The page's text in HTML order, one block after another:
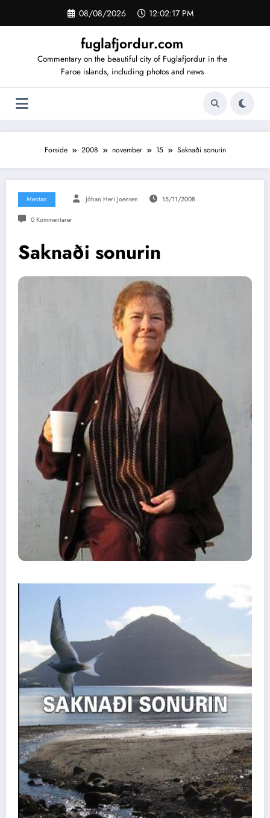
indhold
08/08/2026 12:02:18 PM
fuglafjordur.com
Commentary on the beautiful city of Fuglafjordur in the
Faroe islands, including photos and news
Forside 2008 november 15 Saknaði sonurin
Mentan Jóhan Heri Joensen 15/11/2008
0 Kommentarer
Saknaði sonurin